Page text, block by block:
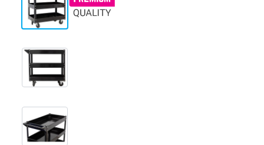
View larger image
View larger image